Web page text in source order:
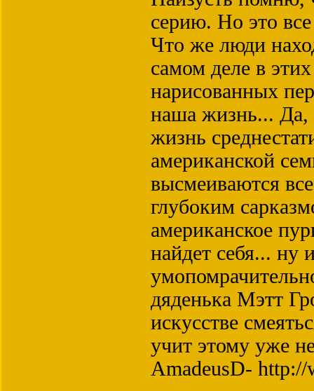
серию. Но это
Что же люди
самом деле в
нарисованных
наша жизнь...
жизнь
американской
высмеиваются
глубоким
американское
найдет себя... ну
дяденька Мэтт
искусстве
учит этому уже
AmadeusD-